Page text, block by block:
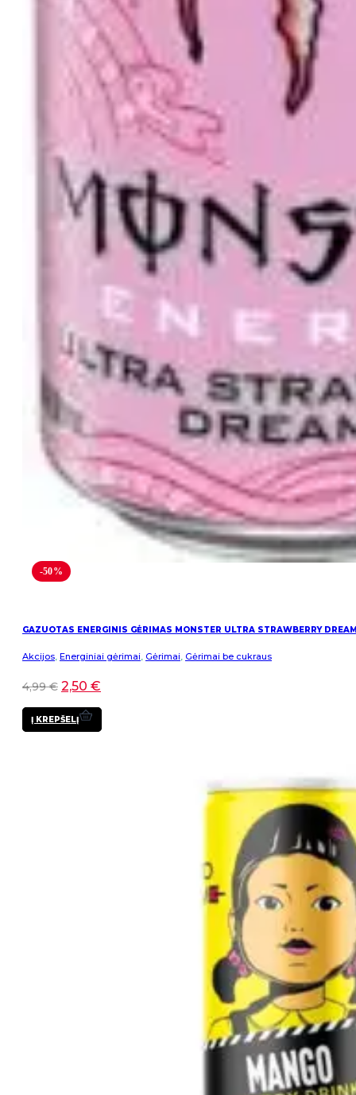
-50%
GAZUOTAS ENERGINIS GĖRIMAS MONSTER ULTRA STRAWBERRY
Akcijos, Energiniai gėrimai, Gėrimai, Gėrimai be cukraus
4,99€ 2,50 €
Į KREPŠELĮ